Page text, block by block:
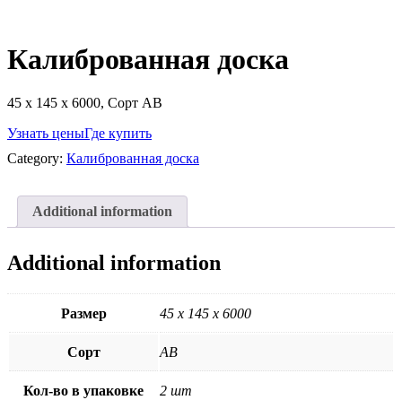
Калиброванная доска
45 х 145 х 6000, Сорт АВ
Узнать ценыГде купить
Category: Калиброванная доска
Additional information
Additional information
Размер 45 х 145 х 6000
Сорт АВ
Кол-во в упаковке 2 шт